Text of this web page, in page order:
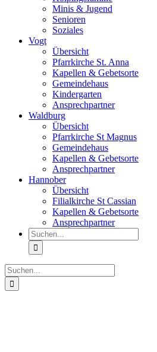
Minis & Jugend
Senioren
Soziales
Vogt
Übersicht
Pfarrkirche St. Anna
Kapellen & Gebetsorte
Gemeindehaus
Kindergarten
Ansprechpartner
Waldburg
Übersicht
Pfarrkirche St Magnus
Gemeindehaus
Kapellen & Gebetsorte
Ansprechpartner
Hannober
Übersicht
Filialkirche St Cassian
Kapellen & Gebetsorte
Ansprechpartner
Suche
nach:
Suche
nach: